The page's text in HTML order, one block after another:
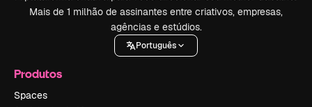
Mais de 1 milhão de assinantes entre criativos, empresas,
agências e estúdios.
Português
Produtos
Spaces